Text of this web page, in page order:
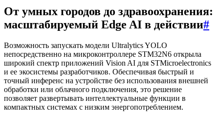
От умных городов до здравоохранения:
масштабируемый Edge AI в действии#
Возможность запускать модели Ultralytics YOLO
непосредственно на микроконтроллере STM32N6 открыла
широкий спектр приложений Vision AI для STMicroelectronics
и ее экосистемы разработчиков. Обеспечивая быстрый и
точный инференс на устройстве без использования внешней
обработки или облачного подключения, это решение
позволяет развертывать интеллектуальные функции в
компактных системах с низким энергопотреблением.